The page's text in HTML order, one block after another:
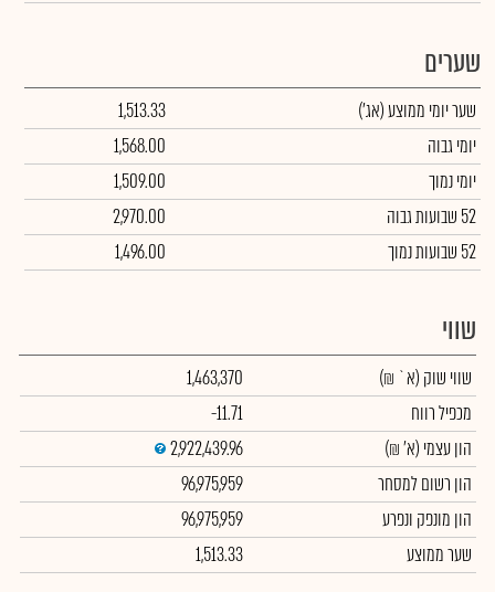
שערים
שער יומי ממוצע(אג')
1,513.33
יומי גבוה
1,568.00
יומי נמוך
1,509.00
52 שבועות גבוה
2,970.00
52 שבועות נמוך
1,496.00
שווי
שווי שוק (א` ₪)
1,463,370
מכפיל רווח
-11.71
הון עצמי (א' ₪)
2,922,439.96
הון רשום למסחר
96,975,959
הון מונפק ונפרע
96,975,959
שער ממוצע
1,513.33